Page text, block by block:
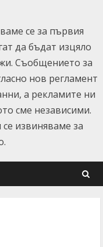
се за първия
да бъдат изцяло
Съобщението за
нов регламент
а рекламите ни
сме независими.
извиняваме за